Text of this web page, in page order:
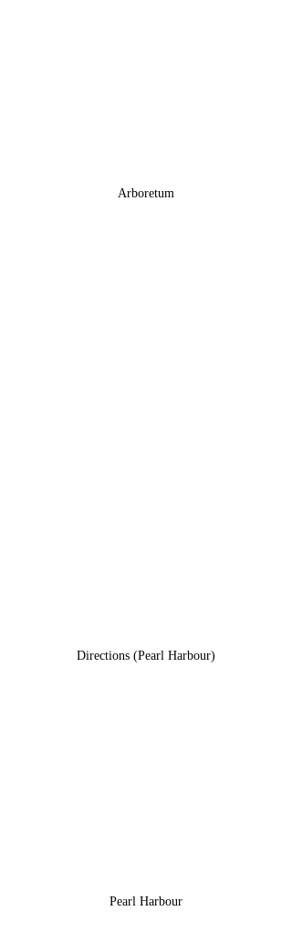
Arboretum
Directions (Pearl Harbour)
Pearl Harbour